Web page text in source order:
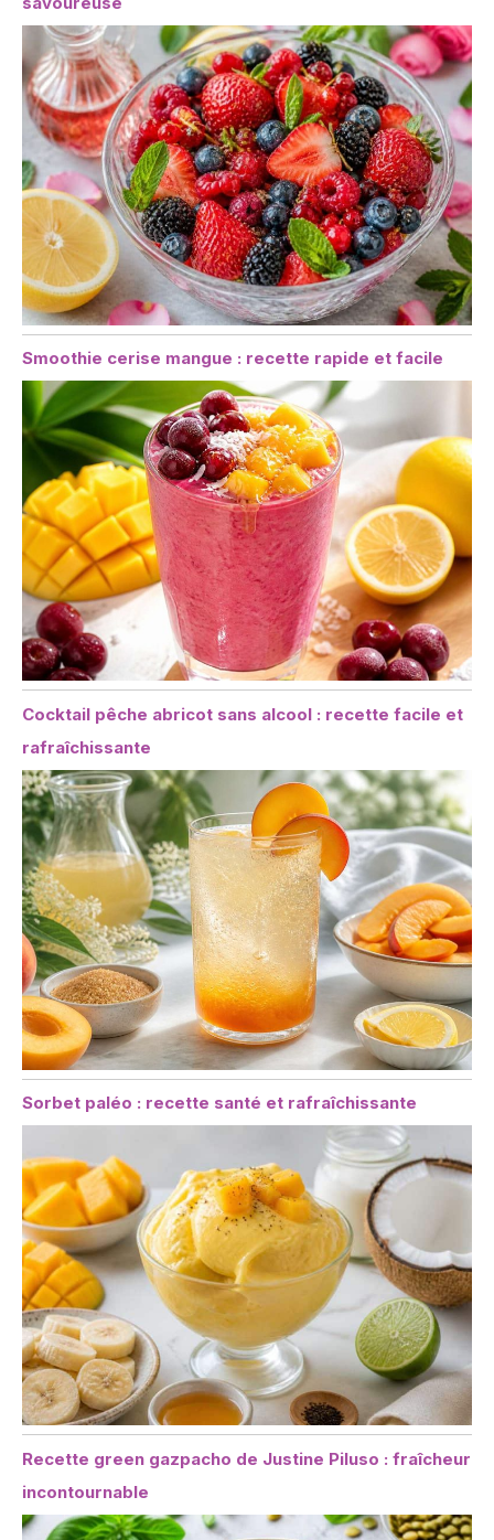
Smoothie cerise mangue : recette rapide et facile
Cocktail pêche abricot sans alcool : recette facile et
rafraîchissante
Sorbet paléo : recette santé et rafraîchissante
Recette green gazpacho de Justine Piluso : fraîcheur
incontournable